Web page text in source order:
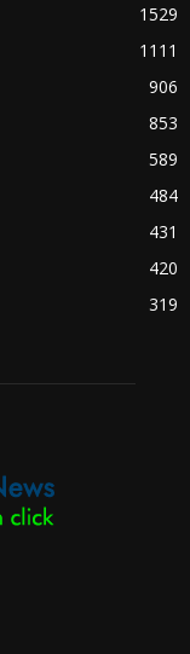
1529
1111
906
853
589
484
431
420
319